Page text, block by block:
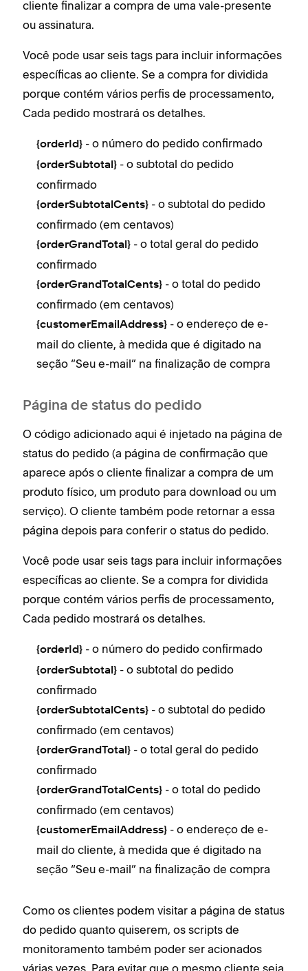
cliente finalizar a compra de uma vale-presente
ou assinatura.
Você pode usar seis tags para incluir informações
específicas ao cliente. Se a compra for dividida
porque contém vários perfis de processamento,
Cada pedido mostrará os detalhes.
{orderId} - o número do pedido confirmado
{orderSubtotal} - o subtotal do pedido
confirmado
{orderSubtotalCents} - o subtotal do pedido
confirmado (em centavos)
{orderGrandTotal} - o total geral do pedido
confirmado
{orderGrandTotalCents} - o total do pedido
confirmado (em centavos)
{customerEmailAddress} - o endereço de e-
mail do cliente, à medida que é digitado na
seção “Seu e-mail” na finalização de compra
Página de status do pedido
O código adicionado aqui é injetado na página de
status do pedido (a página de confirmação que
aparece após o cliente finalizar a compra de um
produto físico, um produto para download ou um
serviço). O cliente também pode retornar a essa
página depois para conferir o status do pedido.
Você pode usar seis tags para incluir informações
específicas ao cliente. Se a compra for dividida
porque contém vários perfis de processamento,
Cada pedido mostrará os detalhes.
{orderId} - o número do pedido confirmado
{orderSubtotal} - o subtotal do pedido
confirmado
{orderSubtotalCents} - o subtotal do pedido
confirmado (em centavos)
{orderGrandTotal} - o total geral do pedido
confirmado
{orderGrandTotalCents} - o total do pedido
confirmado (em centavos)
{customerEmailAddress} - o endereço de e-
mail do cliente, à medida que é digitado na
seção “Seu e-mail” na finalização de compra
Como os clientes podem visitar a página de status
do pedido quanto quiserem, os scripts de
monitoramento também poder ser acionados
várias vezes. Para evitar que o mesmo cliente seja